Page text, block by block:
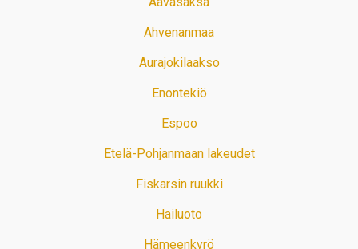
Ahvenanmaa
Aurajokilaakso
Enontekiö
Espoo
Etelä-Pohjanmaan lakeudet
Fiskarsin ruukki
Hailuoto
Hämeenkyrö